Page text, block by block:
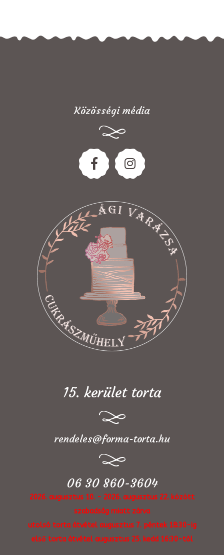
Közösségi média
15. kerület torta
rendeles@forma-torta.hu
06 30 860-3604
2026. augusztus 10. - 2026. augusztus 22. között
szabadság miatt zárva
utolsó torta átvétel augusztus 7. péntek 18:30-ig
első torta átvétel augusztus 25. kedd 16:30-tól